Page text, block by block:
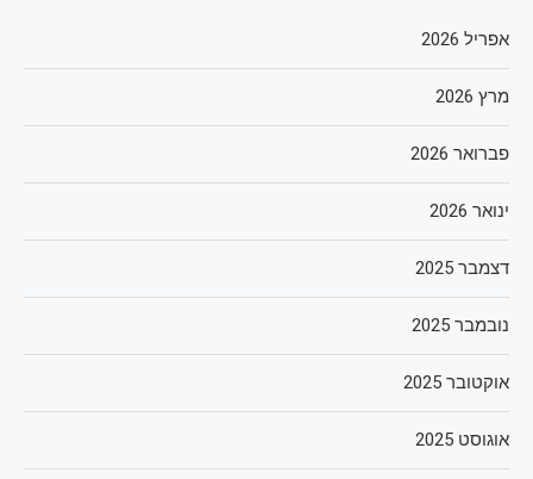
אפריל 2026
מרץ 2026
פברואר 2026
ינואר 2026
דצמבר 2025
נובמבר 2025
אוקטובר 2025
אוגוסט 2025